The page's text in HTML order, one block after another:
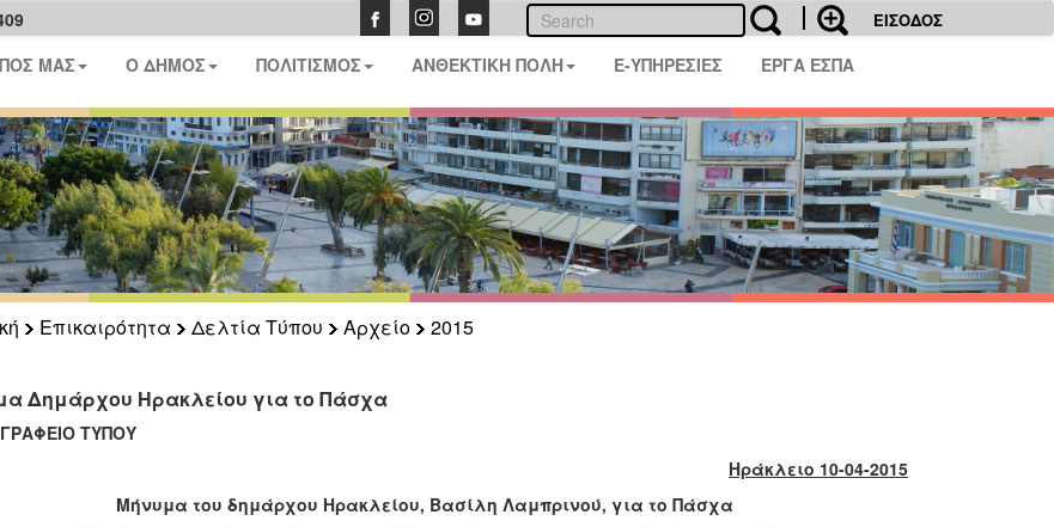
ΕΙΣΟΔΟΣ
ΜΑΣ Ο ΔΗΜΟΣ ΠΟΛΙΤΙΣΜΟΣ ΑΝΘΕΚΤΙΚΗ ΠΟΛΗ E-ΥΠΗΡΕΣΙΕΣ ΕΡΓΑ ΕΣΠΑ
Επικαιρότητα Δελτία Τύπου Αρχείο
2015
Δημάρχου Ηρακλείου για το Πάσχα
ΤΥΠΟΥ
Ηράκλειο 10-04-2015
Μήνυμα του δημάρχου Ηρακλείου, Βασίλη Λαμπρινού, για το Πάσχα